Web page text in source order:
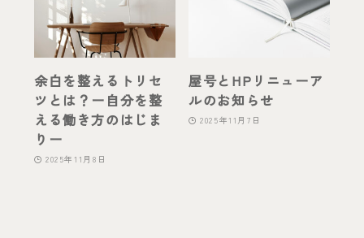
余白を整えるトリセ
ツとは？ー自分を整
える働き方のはじま
りー
2025年11月8日
屋号とHPリニューア
ルのお知らせ
2025年11月7日